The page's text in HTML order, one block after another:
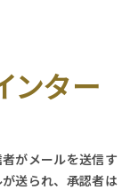
ンター
がメールを送信す
送られ、承認者は